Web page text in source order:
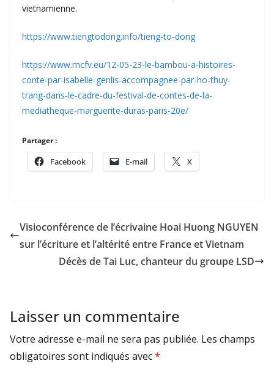
vietnamienne.
https://www.tiengtodong.info/tieng-to-dong
https://www.mcfv.eu/12-05-23-le-bambou-a-histoires-
conte-par-isabelle-genlis-accompagnee-par-ho-thuy-
trang-dans-le-cadre-du-festival-de-contes-de-la-
mediatheque-marguerite-duras-paris-20e/
Partager :
Facebook E-mail X
Visioconférence de l’écrivaine Hoai Huong NGUYEN
sur l’écriture et l’altérité entre France et Vietnam
Décès de Tai Luc, chanteur du groupe LSD
Laisser un commentaire
Votre adresse e-mail ne sera pas publiée. Les champs
obligatoires sont indiqués avec*